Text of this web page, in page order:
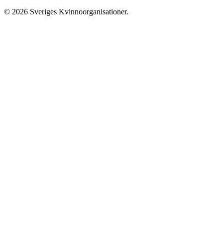
© 2026 Sveriges Kvinnoorganisationer.